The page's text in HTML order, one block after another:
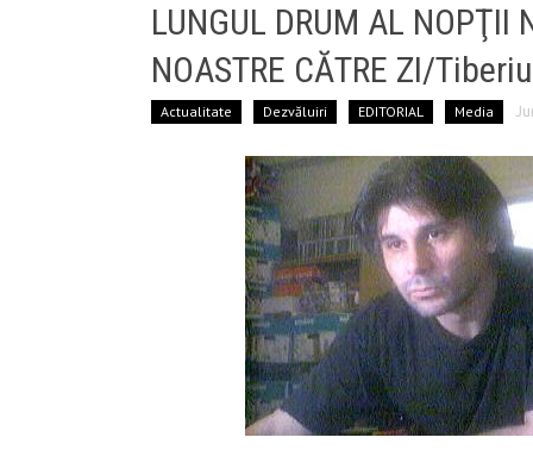
LUNGUL DRUM AL NOPŢII
NOASTRE CĂTRE ZI/
Actualitate Dezvăluiri EDITORIAL Media